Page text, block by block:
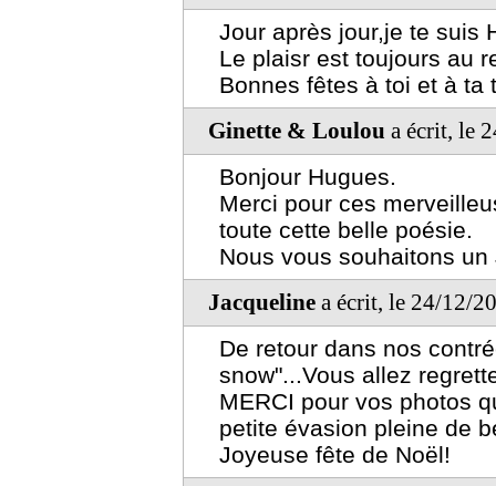
Jour après jour,je te suis
Le plaisr est toujours au
Bonnes fêtes à toi et à ta
Ginette & Loulou a écrit, le
Bonjour Hugues.
Merci pour ces
toute cette belle poésie.
Nous vous souhaitons un
Jacqueline a écrit, le 24/12/
De retour dans nos
snow"...Vous allez
MERCI pour vos photos
petite évasion pleine de
Joyeuse fête de Noël!